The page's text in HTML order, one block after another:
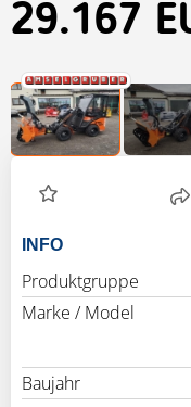
29.167
INFO
Produktgruppe
Marke / Model
Baujahr